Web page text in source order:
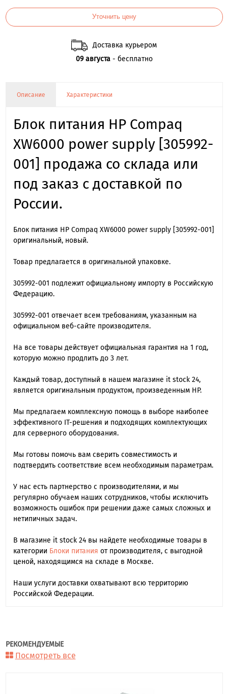
Уточнить цену
Доставка курьером
09 августа- бесплатно
Описание Характеристики
Блок питания HP Compaq
XW6000 power supply [305992-
001] продажа со склада или
под заказ с доставкой по
России.
Блок питания HP Compaq XW6000 power supply [305992-001]
оригинальный, новый.
Товар предлагается в оригинальной упаковке.
305992-001 подлежит официальному импорту в Российскую
Федерацию.
305992-001 отвечает всем требованиям, указанным на
официальном веб-сайте производителя.
На все товары действует официальная гарантия на 1 год,
которую можно продлить до 3 лет.
Каждый товар, доступный в нашем магазине it stock 24,
является оригинальным продуктом, произведенным HP.
Мы предлагаем комплексную помощь в выборе наиболее
эффективного IT-решения и подходящих комплектующих
для серверного оборудования.
Мы готовы помочь вам сверить совместимость и
подтвердить соответствие всем необходимым параметрам.
У нас есть партнерство с производителями, и мы
регулярно обучаем наших сотрудников, чтобы исключить
возможность ошибок при решении даже самых сложных и
нетипичных задач.
В магазине it stock 24 вы найдете необходимые товары в
категории Блоки питания от производителя, с выгодной
ценой, находящимся на складе в Москве.
Наши услуги доставки охватывают всю территорию
Российской Федерации.
РЕКОМЕНДУЕМЫЕ
Посмотреть все